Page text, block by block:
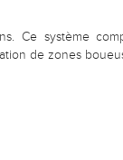
Ce système
de zones